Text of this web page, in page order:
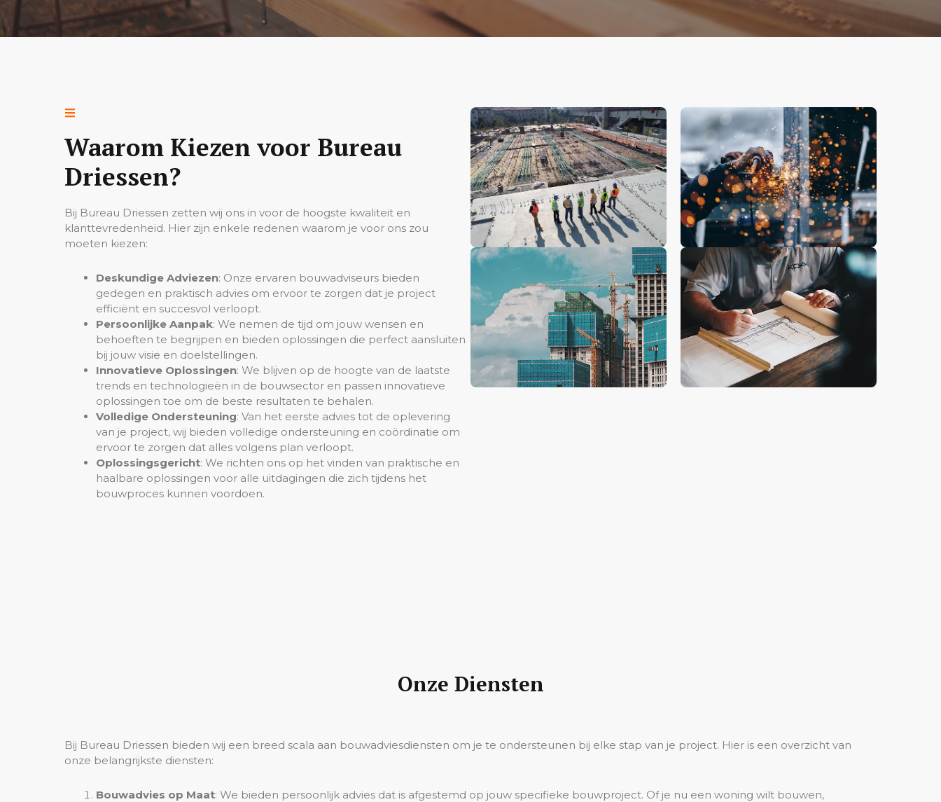
Waarom Kiezen voor Bureau
Driessen?
Bij Bureau Driessen zetten wij ons in voor de hoogste kwaliteit en
klanttevredenheid. Hier zijn enkele redenen waarom je voor ons zou
moeten kiezen:
Deskundige Adviezen: Onze ervaren bouwadviseurs bieden
gedegen en praktisch advies om ervoor te zorgen dat je project
efficiënt en succesvol verloopt.
Persoonlijke Aanpak: We nemen de tijd om jouw wensen en
behoeften te begrijpen en bieden oplossingen die perfect aansluiten
bij jouw visie en doelstellingen.
Innovatieve Oplossingen: We blijven op de hoogte van de laatste
trends en technologieën in de bouwsector en passen innovatieve
oplossingen toe om de beste resultaten te behalen.
Volledige Ondersteuning: Van het eerste advies tot de oplevering
van je project, wij bieden volledige ondersteuning en coördinatie om
ervoor te zorgen dat alles volgens plan verloopt.
Oplossingsgericht: We richten ons op het vinden van praktische en
haalbare oplossingen voor alle uitdagingen die zich tijdens het
bouwproces kunnen voordoen.
Onze Diensten
Bij Bureau Driessen bieden wij een breed scala aan bouwadviesdiensten om je te ondersteunen bij elke stap van je project. Hier is een overzicht van
onze belangrijkste diensten:
Bouwadvies op Maat: We bieden persoonlijk advies dat is afgestemd op jouw specifieke bouwproject. Of je nu een woning wilt bouwen,